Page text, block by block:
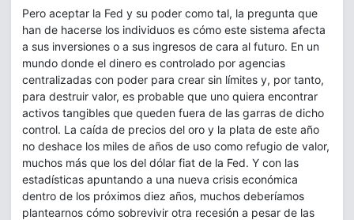
Pero aceptar la Fed y su poder como tal, la pregunta que
han de hacerse los individuos es cómo este sistema afecta
a sus inversiones o a sus ingresos de cara al futuro. En un
mundo donde el dinero es controlado por agencias
centralizadas con poder para crear sin límites y, por tanto,
para destruir valor, es probable que uno quiera encontrar
activos tangibles que queden fuera de las garras de dicho
control. La caída de precios del oro y la plata de este año
no deshace los miles de años de uso como refugio de valor,
muchos más que los del dólar fiat de la Fed. Y con las
estadísticas apuntando a una nueva crisis económica
dentro de los próximos diez años, muchos deberíamos
plantearnos cómo sobrevivir otra recesión a pesar de las